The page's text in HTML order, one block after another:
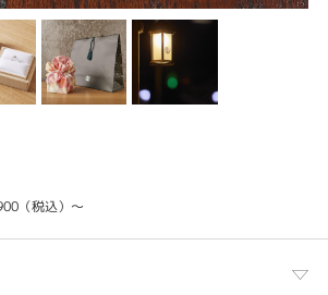
（税込）～